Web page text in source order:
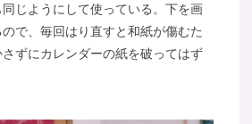
じようにして使っている。下を画
で、毎回はり直すと和紙が傷むた
ずにカレンダーの紙を破ってはず